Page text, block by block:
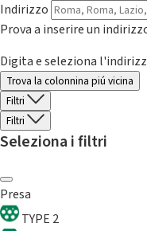
Indirizzo
Prova a inserire un
Digita e seleziona
Trova la colonnina piú vicina
Filtri
Filtri
Seleziona i filtri
Presa
TYPE 2